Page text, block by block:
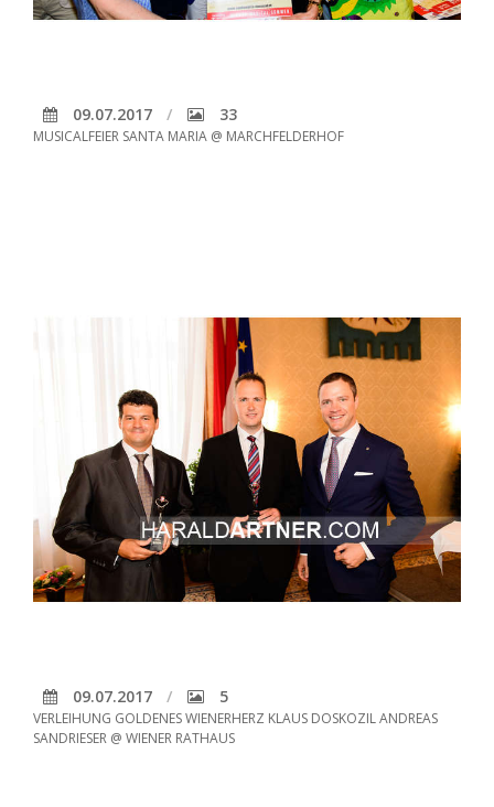
09.07.2017 33
MUSICALFEIER SANTA MARIA @ MARCHFELDERHOF
09.07.2017 5
VERLEIHUNG GOLDENES WIENERHERZ KLAUS DOSKOZIL ANDREAS
SANDRIESER @ WIENER RATHAUS